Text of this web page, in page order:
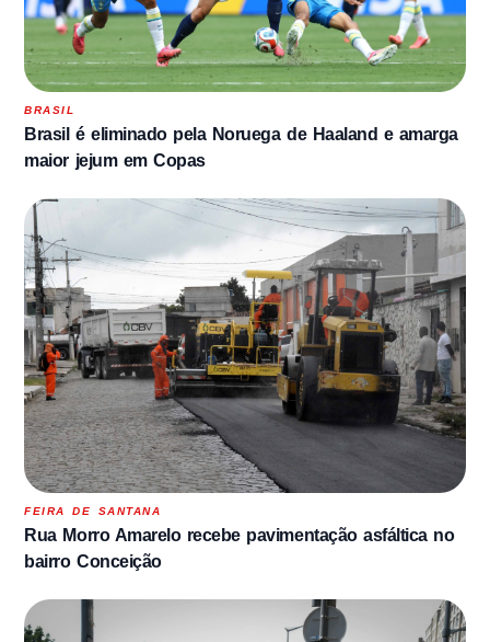
BRASIL
Brasil é eliminado pela Noruega de Haaland e amarga
maior jejum em Copas
FEIRA DE SANTANA
Rua Morro Amarelo recebe pavimentação asfáltica no
bairro Conceição